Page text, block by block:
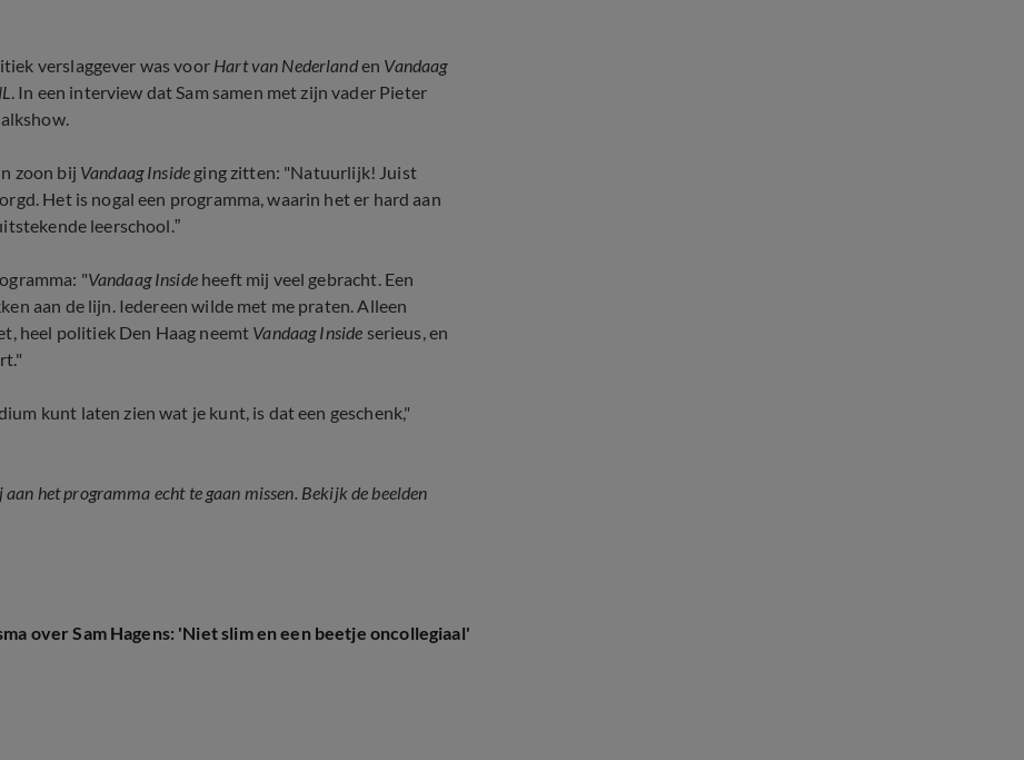
verslaggever was voor Hart van Nederlanden Vandaag
. In een interview dat Sam samen met zijn vader Pieter
zoon bij Vandaag Inside ging zitten: "Natuurlijk! Juist
Het is nogal een programma, waarin het er hard aan
leerschool.”
"Vandaag Insideheeft mij veel gebracht. Een
aan de lijn. Iedereen wilde met me praten. Alleen
heel politiek Den Haag neemt Vandaag Inside serieus, en
kunt laten zien wat je kunt, is dat een geschenk,"
het programma echt te gaan missen. Bekijk de beelden
over Sam Hagens: 'Niet slim en een beetje oncollegiaal'